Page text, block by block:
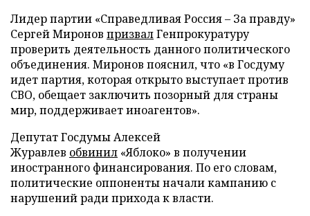
Лидер партии «Справедливая Россия – За правду»
Сергей Миронов призвалГенпрокуратуру
проверить деятельность данного политического
объединения. Миронов пояснил, что «в Госдуму
идет партия, которая открыто выступает против
СВО, обещает заключить позорный для страны
мир, поддерживает иноагентов».
Депутат Госдумы Алексей
Журавлев обвинил «Яблоко» в получении
иностранного финансирования. По его словам,
политические оппоненты начали кампанию с
нарушений ради прихода к власти.